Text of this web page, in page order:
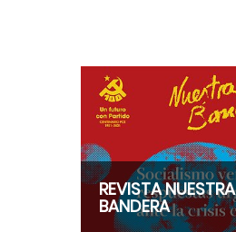
REVISTA NUESTRA
BANDERA